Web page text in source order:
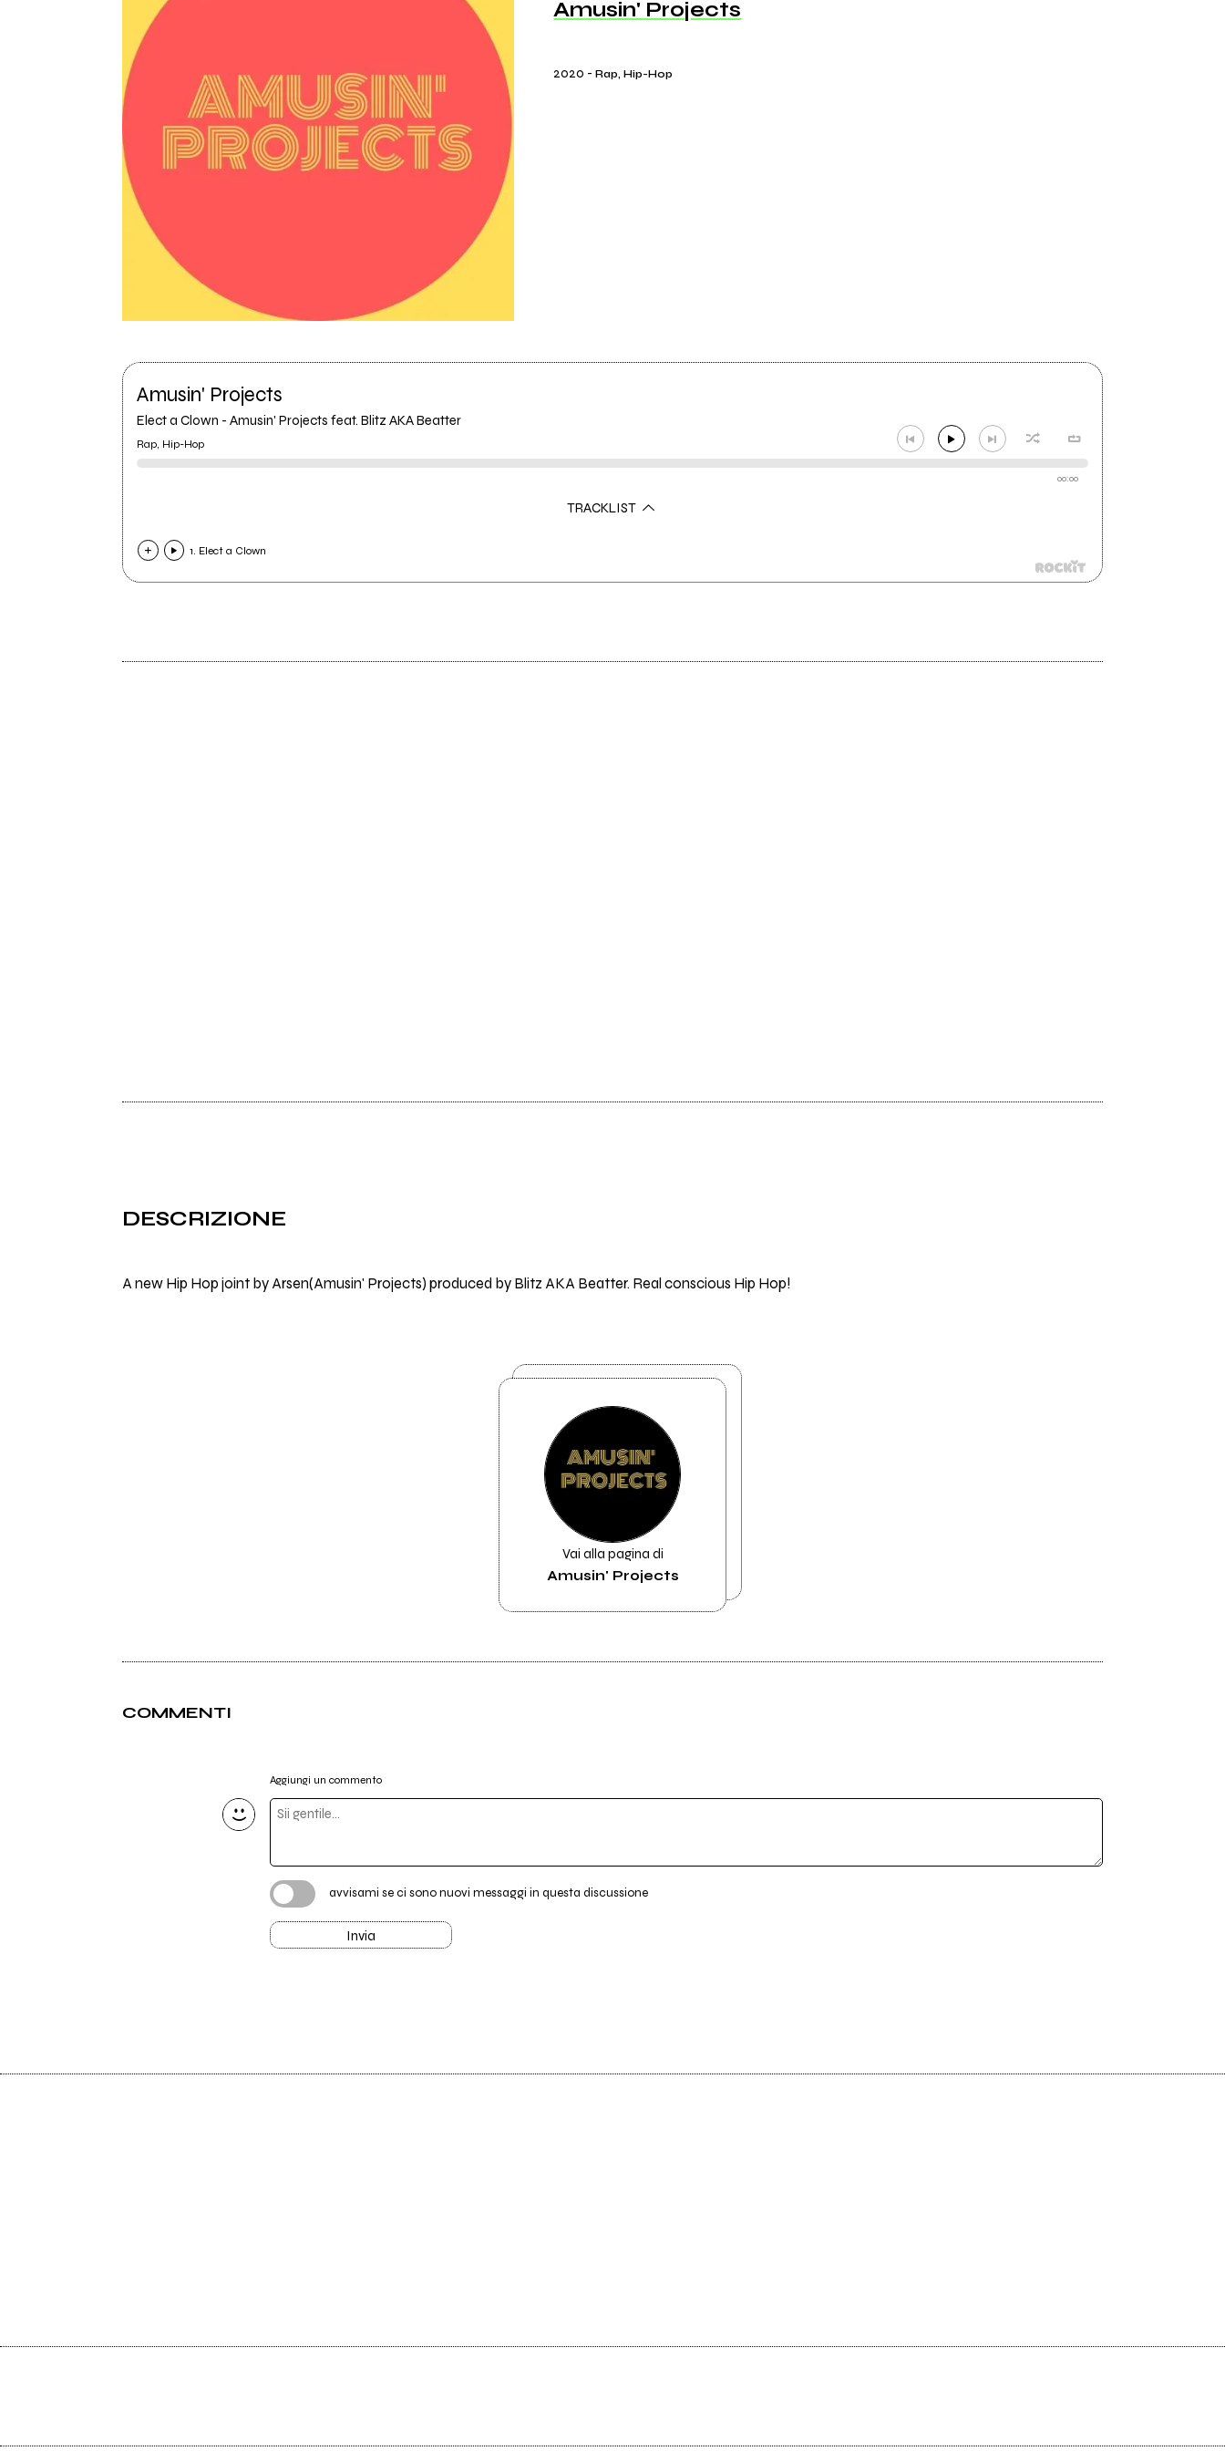
Amusin' Projects
2020 -Rap, Hip-Hop
Amusin' Projects
Elect a Clown - Amusin' Projects feat. Blitz AKA Beatter
Rap, Hip-Hop
00:00
TRACKLIST
1. Elect a Clown
DESCRIZIONE
A new Hip Hop joint by Arsen(Amusin' Projects) produced by Blitz AKA Beatter. Real conscious Hip Hop!
Vai alla pagina di
Amusin' Projects
COMMENTI
Aggiungi un commento
avvisami se ci sono nuovi messaggi in questa discussione
Invia